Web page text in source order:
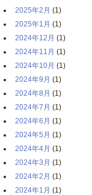
2025年2月 (1)
2025年1月 (1)
2024年12月 (1)
2024年11月 (1)
2024年10月 (1)
2024年9月 (1)
2024年8月 (1)
2024年7月 (1)
2024年6月 (1)
2024年5月 (1)
2024年4月 (1)
2024年3月 (1)
2024年2月 (1)
2024年1月 (1)